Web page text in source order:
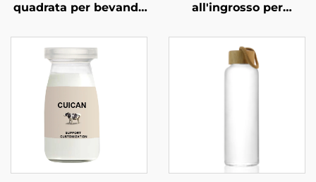
quadrata per bevande
500 ml all'ingrosso
all'ingrosso per
vetro quadrata da 300
ml, 500 ml e 1000 ml